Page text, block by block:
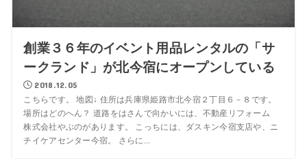
創業３６年のイベント用品レンタルの「サ
ークランド」が北今宿にオープンしている
2018.12.05
こちらです。 地図↓ 住所は兵庫県姫路市北今宿２丁目６－８です。
場所はどのへん？ 道路をはさんで向かいには、不動産リフォーム
株式会社やぶのがあります。 こっちには、ダスキン今宿支店や、ニ
チイケアセンター今宿。 さらに...